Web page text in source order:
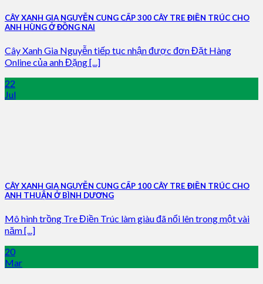
CÂY XANH GIA NGUYỄN CUNG CẤP 300 CÂY TRE ĐIỀN TRÚC CHO
ANH HÙNG Ở ĐỒNG NAI
Cây Xanh Gia Nguyễn tiếp tục nhận được đơn Đặt Hàng
Online của anh Đặng [...]
22
Jul
CÂY XANH GIA NGUYỄN CUNG CẤP 100 CÂY TRE ĐIỀN TRÚC CHO
ANH THUẬN Ở BÌNH DƯƠNG
Mô hình trồng Tre Điền Trúc làm giàu đã nổi lên trong một vài
năm [...]
20
Mar